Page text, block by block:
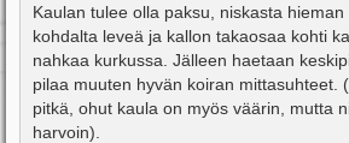
Kaulan tulee olla paksu, niskasta
kohdalta leveä ja kallon takaosaa kohti
nahkaa kurkussa. Jälleen haetaan
pilaa muuten hyvän koiran mittasuhteet.
pitkä, ohut kaula on myös väärin, mutta
harvoin).